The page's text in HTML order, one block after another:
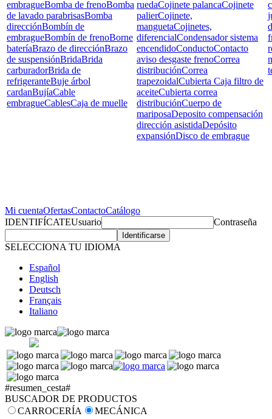
embragueBomba de frenoBomba
de lavado parabrisasBomba
direcciónBombín de
embragueBombín de frenoBorne
bateríaBrazo de direcciónBrazo
de suspensiónBridaBrida
carburadorBrida de
refrigeranteBuje árbol
cardanBujíaCable
embragueCablesCaja de muelle
ruedaCojinete palancaCojinete
palierCojinete,
manguetaCojinetes,
diferencialCondensador sistema
encendidoConductoContacto
aviso desgaste frenoCorrea
distribuciónCorrea
trapezoidalCubierta Caja filtro de
aceiteCubierta correa
distribuciónCuerpo de
mariposaDeposito compensación
dirección asistidaDepósito
expansiónDisco de embrague
Mi cuentaOfertasContactoCatálogo
IDENTIFÍCATEUsuario Contraseña
SELECCIONA TU IDIOMA
Español
English
Deutsch
Français
Italiano
#resumen_cesta#
BUSCADOR DE PRODUCTOS
CARROCERÍA
MECÁNICA